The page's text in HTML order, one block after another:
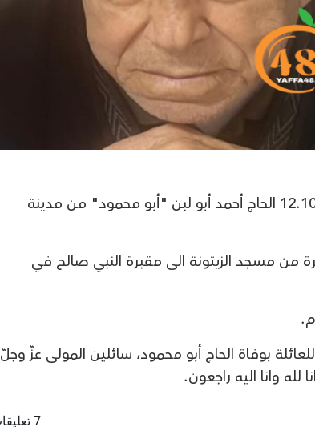
انتقل الى رحمة الله تعالى صباح اليوم الأحد 12.10.2025 الحاج أحمد أبو لبن "أبو محمود" من مدينة
من مسجد الزيتونة الى مقبرة النبي صالح في
للعائلة بوفاة الحاج أبو محمود، سائلين المولى عزّ وجلّ
وانا اليه راجعون.
7 تعليقات